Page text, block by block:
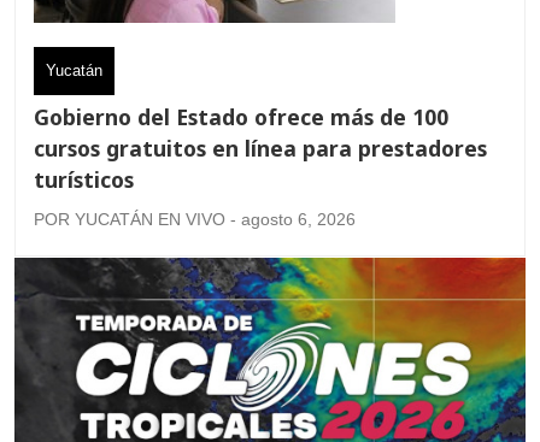
Yucatán
Gobierno del Estado ofrece más de 100
cursos gratuitos en línea para prestadores
turísticos
POR YUCATÁN EN VIVO - agosto 6, 2026